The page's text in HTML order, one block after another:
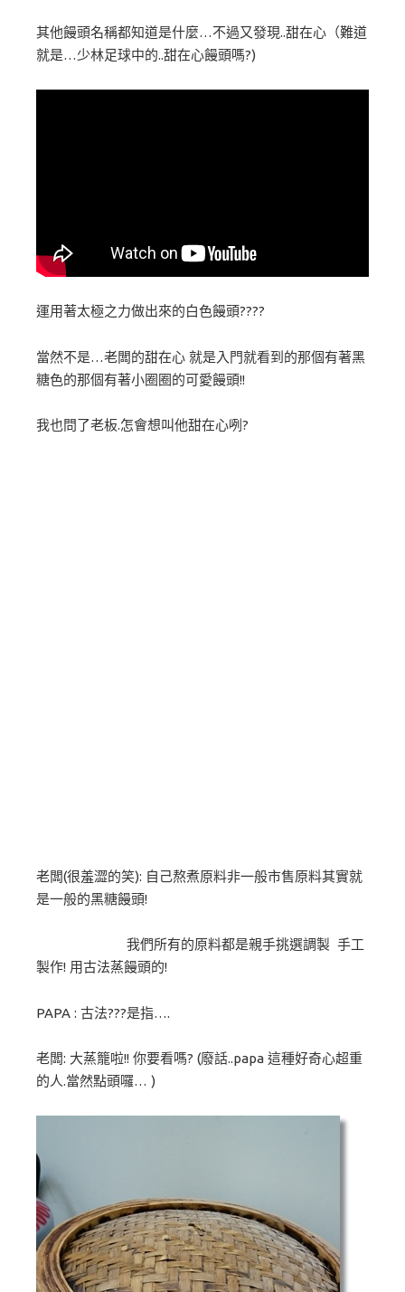
其他饅頭名稱都知道是什麼…不過又發現..甜在心（難道
就是…少林足球中的..甜在心饅頭嗎?)
運用著太極之力做出來的白色饅頭????
當然不是…老闆的甜在心 就是入門就看到的那個有著黑
糖色的那個有著小圈圈的可愛饅頭!!
我也問了老板.怎會想叫他甜在心咧?
老闆(很羞澀的笑): 自己熬煮原料非一般市售原料其實就
是一般的黑糖饅頭!
我們所有的原料都是親手挑選調製 手工
製作! 用古法蒸饅頭的!
PAPA : 古法???是指….
老闆: 大蒸籠啦!! 你要看嗎? (廢話..papa 這種好奇心超重
的人.當然點頭囉… )